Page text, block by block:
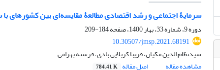
سرمایۀ اجتماعی و رشد اقتصادی مطالعۀ مقایسه‌ای بین کشورهای با
دوره 9، شماره 33، بهار 1400، صفحه
184-209
10.30507/jmsp.2021.68191
سیدنظام الدین مکیان، فریبا کربلایی بادی، فرشته بهرامی
مشاهده مقاله
اصل مقاله 784.41 K